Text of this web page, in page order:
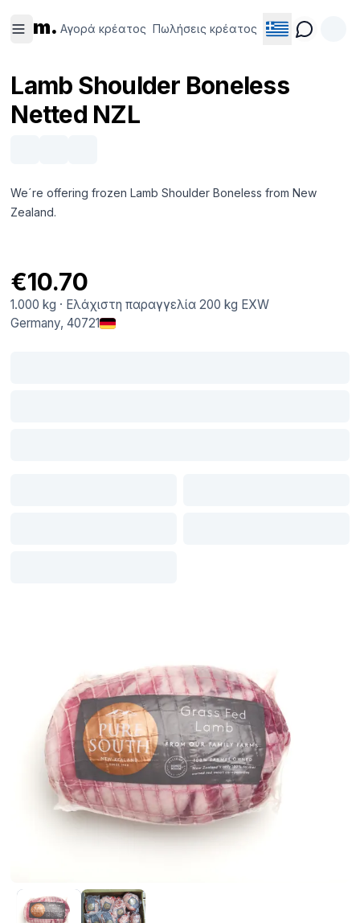
m. Αγορά κρέατος Πωλήσεις κρέατος
κρέατος κρέατος
Lamb Shoulder Boneless
Netted NZL
We´re offering frozen Lamb Shoulder Boneless from New
Zealand.
€10.70
1.000 kg · Ελάχιστη παραγγελία 200 kg EXW
Germany, 40721